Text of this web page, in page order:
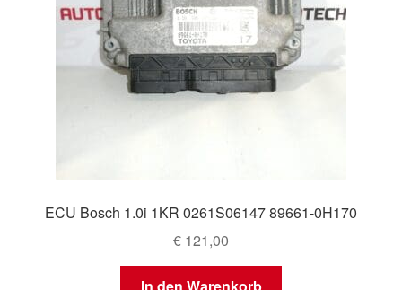
ECU Bosch 1.0i 1KR 0261S06147 89661-0H170
€ 121,00
In den Warenkorb